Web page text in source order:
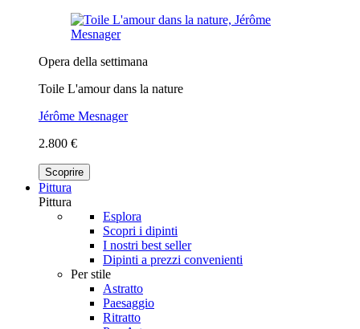
Opera della settimana
Toile L'amour dans la nature
Jérôme Mesnager
2.800 €
Scoprire
Pittura
Pittura
Esplora
Scopri i dipinti
I nostri best seller
Dipinti a prezzi convenienti
Per stile
Astratto
Paesaggio
Ritratto